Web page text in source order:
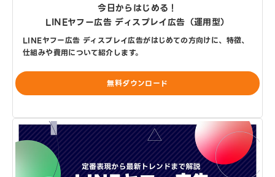
今日からはじめる！
LINEヤフー広告 ディスプレイ広告（運用型）
LINEヤフー広告 ディスプレイ広告がはじめての方向けに、特徴、
仕組みや費用について紹介します。
無料ダウンロード